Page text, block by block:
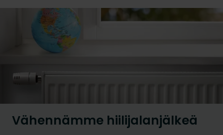
Vähennämme hiilijalanjälkeä